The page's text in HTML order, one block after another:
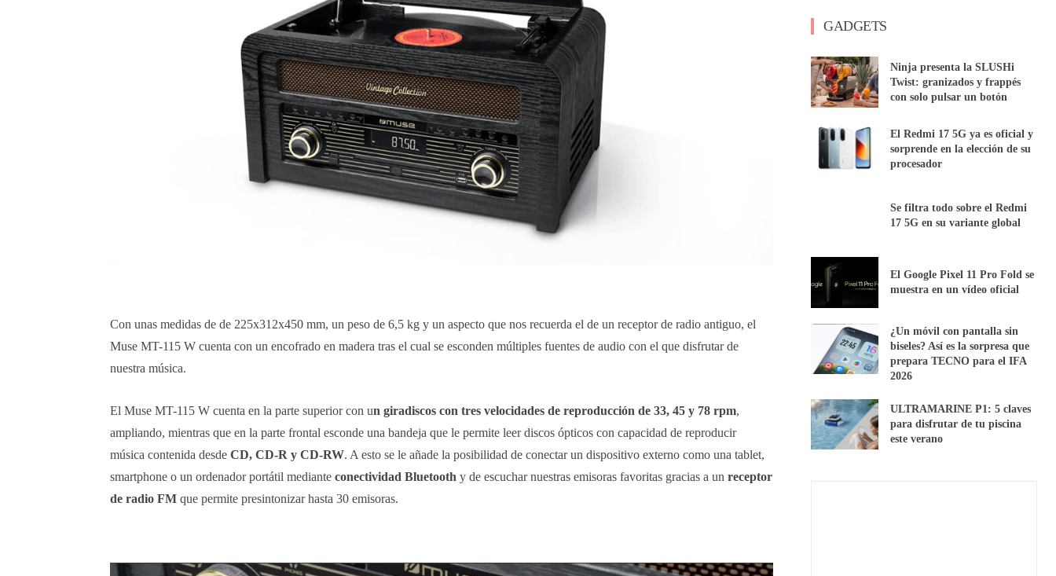
Con unas medidas de de 225x312x450 mm, un peso de 6,5 kg y un aspecto que nos recuerda el de un receptor de radio antiguo, el
Muse MT-115 W cuenta con un encofrado en madera tras el cual se esconden múltiples fuentes de audio con el que disfrutar de
nuestra música.
El Muse MT-115 W cuenta en la parte superior con un giradiscos con tres velocidades de reproducción de 33, 45 y 78 rpm,
ampliando, mientras que en la parte frontal esconde una bandeja que le permite leer discos ópticos con capacidad de reproducir
música contenida desde CD, CD-R y CD-RW. A esto se le añade la posibilidad de conectar un dispositivo externo como una tablet,
smartphone o un ordenador portátil mediante conectividad Bluetooth y de escuchar nuestras emisoras favoritas gracias a un receptor
de radio FM que permite presintonizar hasta 30 emisoras.
GADGETS
Ninja presenta la SLUSHi
Twist: granizados y frappés
con solo pulsar un botón
El Redmi 17 5G ya es oficial y
sorprende en la elección de su
procesador
Se filtra todo sobre el Redmi
17 5G en su variante global
El Google Pixel 11 Pro Fold se
muestra en un vídeo oficial
¿Un móvil con pantalla sin
biseles? Así es la sorpresa que
prepara TECNO para el IFA
2026
ULTRAMARINE P1: 5 claves
para disfrutar de tu piscina
este verano